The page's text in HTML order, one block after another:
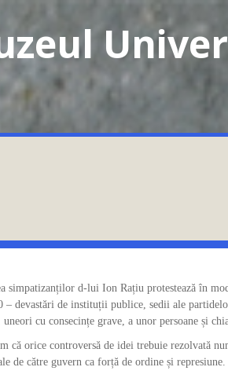
simpatizanților d-lui Ion Rațiu protestează în
– devastări de instituții publice, sedii ale
uneori cu consecințe grave, a unor persoane și
că orice controversă de idei trebuie rezolvată
de către guvern ca forță de ordine și represiune.